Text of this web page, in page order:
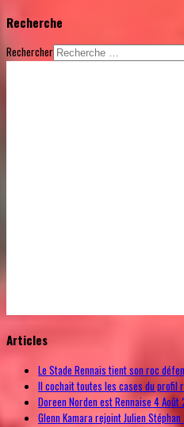
Recherche
Rechercher
Articles
Le Stade Rennais tient son roc
Il cochait toutes les cases du profil
Doreen Norden est Rennaise4 Août
Glenn Kamara rejoint Julien